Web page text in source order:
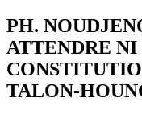
PH.
ATTENDRE
TALON-